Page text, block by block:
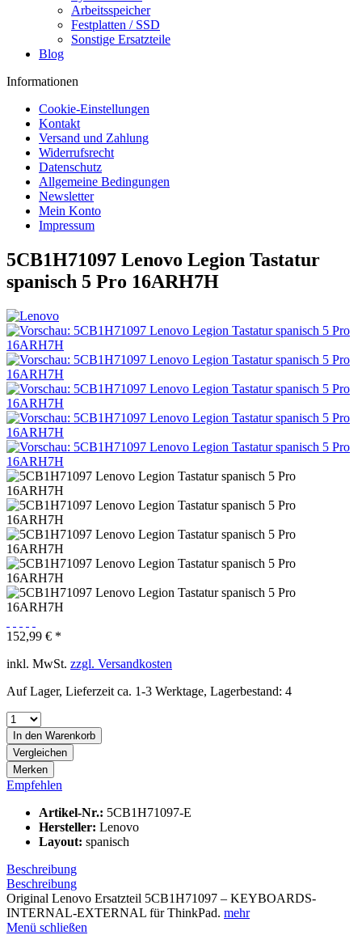
Arbeitsspeicher
Festplatten / SSD
Sonstige Ersatzteile
Blog
Informationen
Cookie-Einstellungen
Kontakt
Versand und Zahlung
Widerrufsrecht
Datenschutz
Allgemeine Bedingungen
Newsletter
Mein Konto
Impressum
5CB1H71097 Lenovo Legion Tastatur
spanisch 5 Pro 16ARH7H
152,99 € *
inkl. MwSt. zzgl. Versandkosten
Auf Lager, Lieferzeit ca. 1-3 Werktage, Lagerbestand: 4
In den Warenkorb
Vergleichen
Merken
Empfehlen
Artikel-Nr.: 5CB1H71097-E
Hersteller: Lenovo
Layout: spanisch
Beschreibung
Beschreibung
Original Lenovo Ersatzteil 5CB1H71097 – KEYBOARDS-
INTERNAL-EXTERNAL für ThinkPad. mehr
Menü schließen